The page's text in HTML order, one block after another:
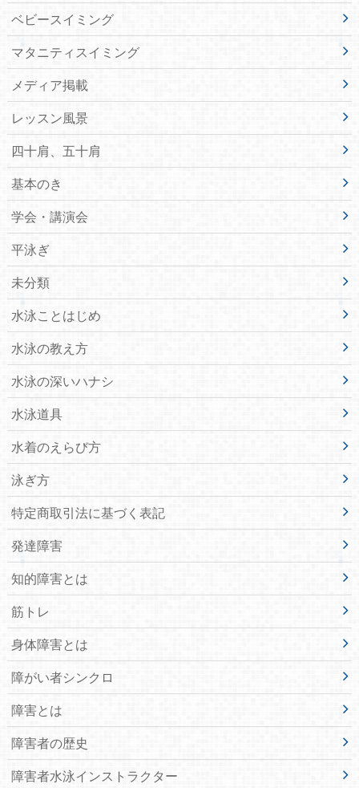
ベビースイミング
マタニティスイミング
メディア掲載
レッスン風景
四十肩、五十肩
基本のき
学会・講演会
平泳ぎ
未分類
水泳ことはじめ
水泳の教え方
水泳の深いハナシ
水泳道具
水着のえらび方
泳ぎ方
特定商取引法に基づく表記
発達障害
知的障害とは
筋トレ
身体障害とは
障がい者シンクロ
障害とは
障害者の歴史
障害者水泳インストラクター